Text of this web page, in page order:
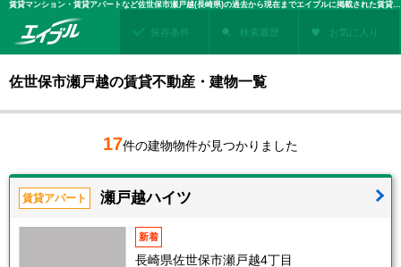
賃貸マンション・賃貸アパートなど佐世保市瀬戸越(長崎県)の過去から現在までエイブルに掲載された賃貸住宅情報・建物情報を検索！不動産賃貸を探すなら、お部屋探しのエイブル
保存条件 検索履歴 お気に入り
佐世保市瀬戸越の賃貸不動産・建物一覧
17件の建物物件が見つかりました
賃貸アパート 瀬戸越ハイツ
新着
長崎県佐世保市瀬戸越4丁目